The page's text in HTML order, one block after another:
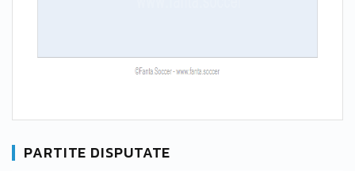
PARTITE DISPUTATE